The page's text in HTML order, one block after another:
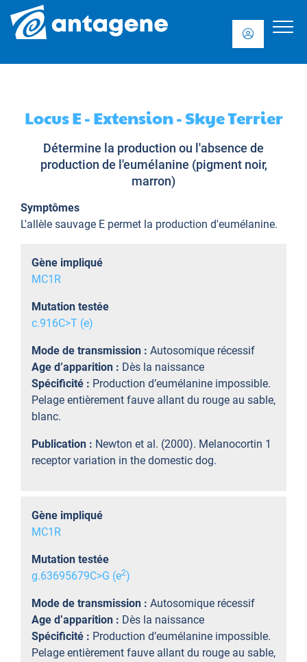
Locus E - Extension - Skye Terrier
Détermine la production ou l'absence de
production de l'eumélanine (pigment noir,
marron)
Symptômes
L'allèle sauvage E permet la production d'eumélanine.
Gène impliqué
MC1R
Mutation testée
c.916C>T (e)
Mode de transmission : Autosomique récessif
Age d’apparition : Dès la naissance
Spécificité : Production d’eumélanine impossible.
Pelage entièrement fauve allant du rouge au sable,
blanc.
Publication : Newton et al. (2000). Melanocortin 1
receptor variation in the domestic dog.
Gène impliqué
MC1R
Mutation testée
g.63695679C>G (e2)
Mode de transmission : Autosomique récessif
Age d’apparition : Dès la naissance
Spécificité : Production d’eumélanine impossible.
Pelage entièrement fauve allant du rouge au sable,